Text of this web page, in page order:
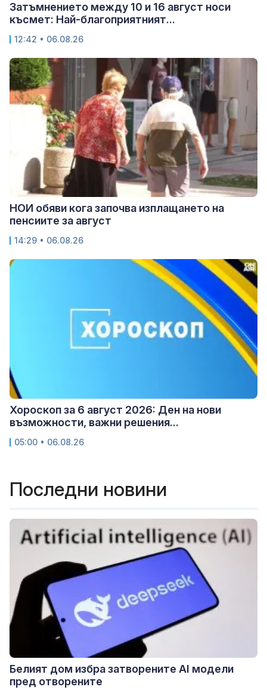
Затъмнението между 10 и 16 август носи
късмет: Най-благоприятният...
12:42 • 06.08.26
НОИ обяви кога започва изплащането на
пенсиите за август
14:29 • 06.08.26
Хороскоп за 6 август 2026: Ден на нови
възможности, важни решения...
05:00 • 06.08.26
Последни новини
Белият дом избра затворените AI модели
пред отворените